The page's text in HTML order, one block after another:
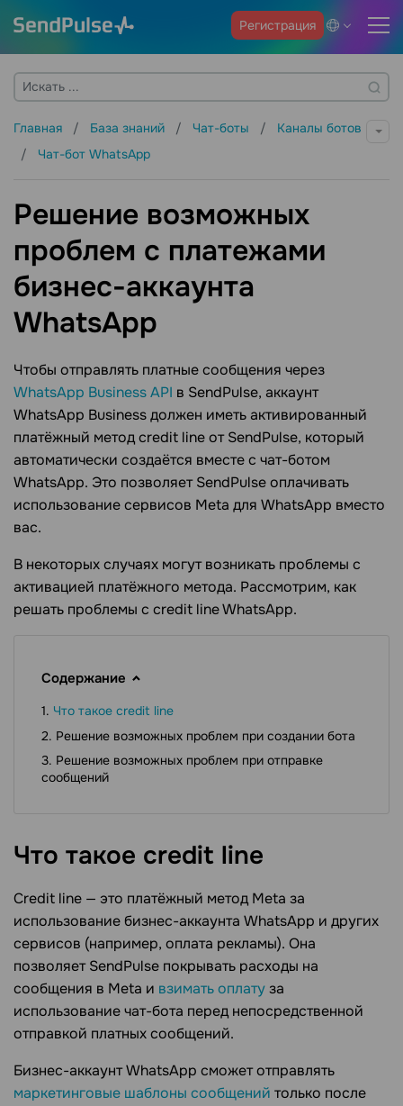
Регистрация
Главная База знаний Чат-боты
Каналы ботов
Чат-бот WhatsApp
Решение возможных
проблем с платежами
бизнес-аккаунта
WhatsApp
Чтобы отправлять платные сообщения через
WhatsApp Business API в SendPulse, аккаунт
WhatsApp Business должен иметь активированный
платёжный метод credit line от SendPulse, который
автоматически создаётся вместе с чат-ботом
WhatsApp. Это позволяет SendPulse оплачивать
использование сервисов Meta для WhatsApp вместо
вас.
В некоторых случаях могут возникать проблемы с
активацией платёжного метода. Рассмотрим, как
решать проблемы с credit line WhatsApp.
Содержание
Что такое credit line
Решение возможных проблем при создании бота
Решение возможных проблем при отправке
сообщений
Что такое credit line
Credit line — это платёжный метод Meta за
использование бизнес-аккаунта WhatsApp и других
сервисов (например, оплата рекламы). Она
позволяет SendPulse покрывать расходы на
сообщения в Meta и взимать оплатуза
использование чат-бота перед непосредственной
отправкой платных сообщений.
Бизнес-аккаунт WhatsApp сможет отправлять
маркетинговые шаблоны сообщений только после